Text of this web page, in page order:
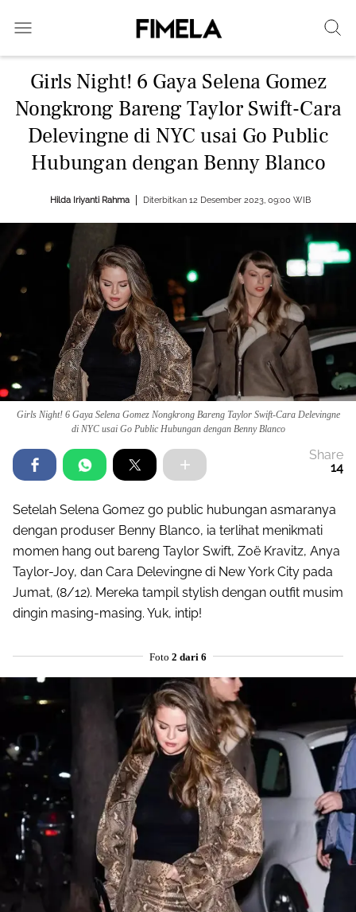
Girls Night! 6 Gaya Selena Gomez
Nongkrong Bareng Taylor Swift-Cara
Delevingne di NYC usai Go Public
Hubungan dengan Benny Blanco
Hilda Iriyanti Rahma Diterbitkan 12 Desember 2023, 09:00 WIB
Girls Night! 6 Gaya Selena Gomez Nongkrong Bareng Taylor Swift-Cara Delevingne
di NYC usai Go Public Hubungan dengan Benny Blanco
Share
14
Setelah Selena Gomez go public hubungan asmaranya
dengan produser Benny Blanco, ia terlihat menikmati
momen hang out bareng Taylor Swift, Zoë Kravitz, Anya
Taylor-Joy, dan Cara Delevingne di New York City pada
Jumat, (8/12). Mereka tampil stylish dengan outfit musim
dingin masing-masing. Yuk, intip!
Foto 2 dari 6